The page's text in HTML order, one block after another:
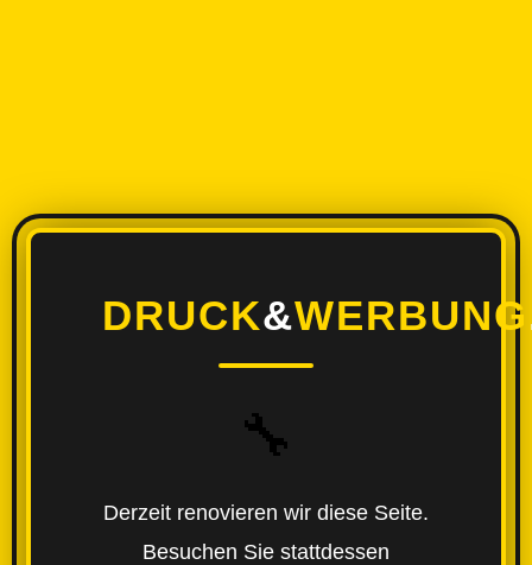
DRUCK&WERBUNG
🔧
Derzeit renovieren wir diese Seite.
Besuchen Sie stattdessen